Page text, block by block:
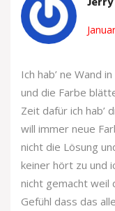
Ich hab’ ne Wand
und die Farbe
Zeit dafür ich hab’
will immer neue
nicht die Lösung
keiner hört zu und
nicht gemacht weil
Gefühl dass das